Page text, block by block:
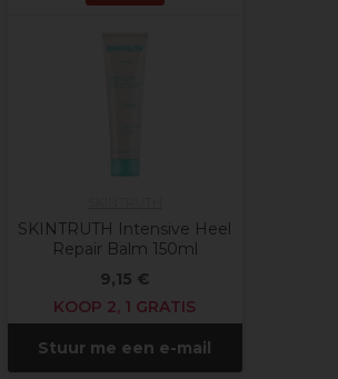
SKINTRUTH Intensive Heel
Repair Balm 150ml
9,15 €
KOOP 2, 1 GRATIS
Stuur me een e-mail